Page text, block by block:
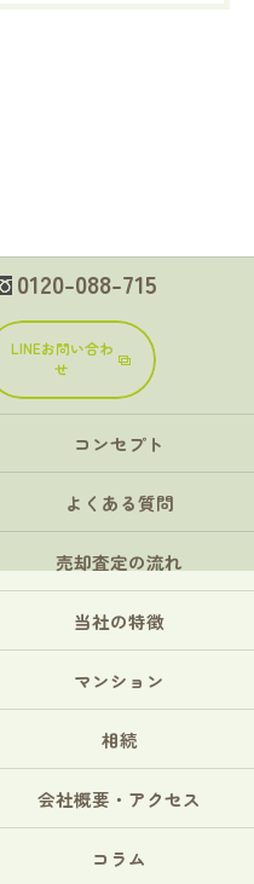
0120-088-715
LINEお問い合わ
せ
コンセプト
よくある質問
売却査定の流れ
当社の特徴
マンション
相続
会社概要・アクセス
コラム